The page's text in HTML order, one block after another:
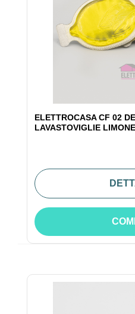
ELETTROCASA CF 02
LAVASTOVIGLIE